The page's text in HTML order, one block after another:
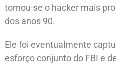
tornou-se o hacker mais
dos anos 90.
Ele foi eventualmente
esforço conjunto do FBI e